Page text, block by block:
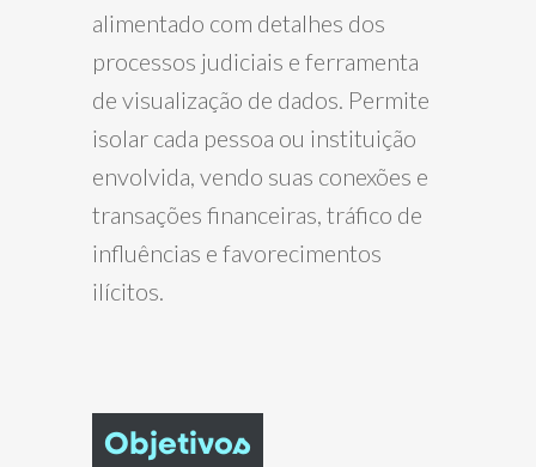
alimentado com detalhes dos
processos judiciais e ferramenta
de visualização de dados. Permite
isolar cada pessoa ou instituição
envolvida, vendo suas conexões e
transações financeiras, tráfico de
influências e favorecimentos
ilícitos.
Objetivos